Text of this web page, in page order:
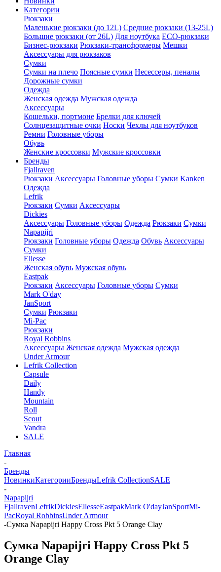
Категории
Рюкзаки
Маленькие рюкзаки (до 12L) Средние рюкзаки (13-25L)
Большие рюкзаки (от 26L) Для ноутбука ECO-рюкзаки
Бизнес-рюкзаки Рюкзаки-трансформеры Мешки
Аксессуары для рюкзаков
Сумки
Сумки на плечо Поясные сумки Несессеры, пеналы
Дорожные сумки
Одежда
Женская одежда Мужская одежда
Аксессуары
Кошельки, портмоне Брелки для ключей
Солнцезащитные очки Носки Чехлы для ноутбуков
Ремни Головные уборы
Обувь
Женские кроссовки Мужские кроссовки
Бренды
Fjallraven
Рюкзаки Аксессуары Головные уборы Сумки Kanken
Одежда
Lefrik
Рюкзаки Сумки Аксессуары
Dickies
Аксессуары Головные уборы Одежда Рюкзаки Сумки
Napapijri
Рюкзаки Головные уборы Одежда Обувь Аксессуары
Сумки
Ellesse
Женская обувь Мужская обувь
Eastpak
Рюкзаки Аксессуары Головные уборы Сумки
Mark O'day
JanSport
Сумки Рюкзаки
Mi-Pac
Рюкзаки
Royal Robbins
Аксессуары Женская одежда Мужская одежда
Under Armour
Lefrik Collection
Capsule
Daily
Handy
Mountain
Roll
Scout
Vandra
SALE
Главная
-
Бренды
НовинкиКатегорииБрендыLefrik CollectionSALE
-
Napapijri
FjallravenLefrikDickiesEllesseEastpakMark O'dayJanSportMi-
PacRoyal RobbinsUnder Armour
-Сумка Napapijri Happy Cross Pkt 5 Orange Clay
Сумка Napapijri Happy Cross Pkt 5
Orange Clay